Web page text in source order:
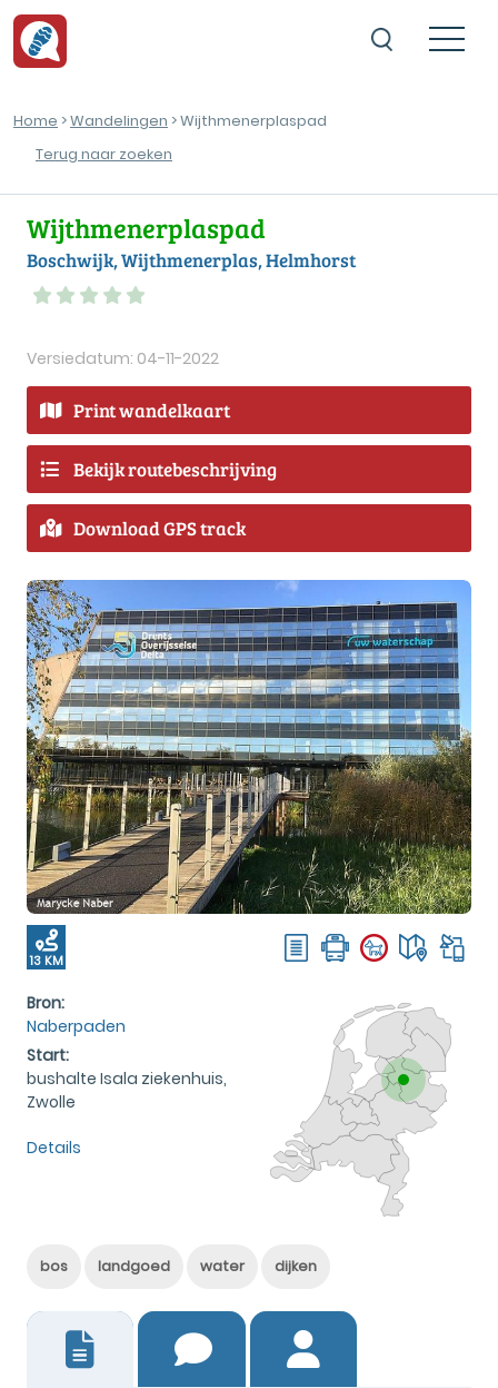
Home >Wandelingen > Wijthmenerplaspad
Terug naar zoeken
Wijthmenerplaspad
Boschwijk, Wijthmenerplas, Helmhorst
Versiedatum: 04-11-2022
Print wandelkaart
Bekijk routebeschrijving
Download GPS track
13 KM
Bron:
Naberpaden
Start:
bushalte Isala ziekenhuis,
Zwolle
Details
bos landgoed water dijken